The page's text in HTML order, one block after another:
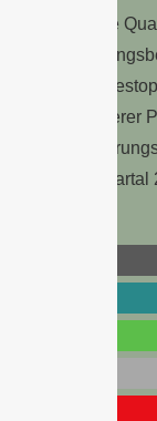
notwendige
Anlieferung
aller anderer
der
im zweiten